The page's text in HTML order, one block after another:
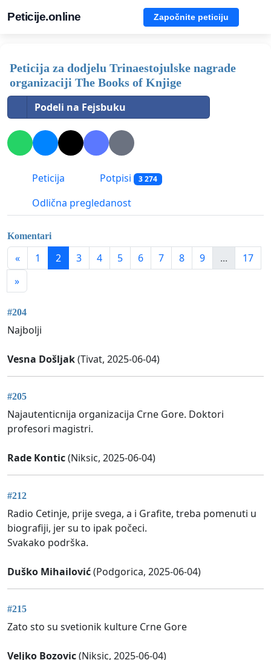
Peticije.online Započnite peticiju
Peticija za dodjelu Trinaestojulske nagrade
organizaciji The Books of Knjige
Podeli na Fejsbuku
Peticija Potpisi 3 274
Odlična pregledanost
Komentari
« 1 2 3 4 5 6 7 8 9 ...
17
»
#204
Najbolji
Vesna Došljak(Tivat, 2025-06-04)
#205
Najautenticnija organizacija Crne Gore. Doktori
profesori magistri.
Rade Kontic(Niksic, 2025-06-04)
#212
Radio Cetinje, prije svega, a i Grafite, treba pomenuti u
biografiji, jer su to ipak počeci.
Svakako podrška.
Duško Mihailović(Podgorica, 2025-06-04)
#215
Zato sto su svetionik kulture Crne Gore
Veljko Bozovic(Niksic, 2025-06-04)